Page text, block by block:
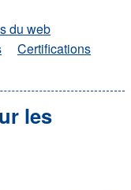
du web
Certifications
les